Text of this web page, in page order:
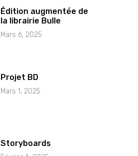
Édition augmentée de
la librairie Bulle
Mars 6, 2025
Projet BD
Mars 1, 2025
Storyboards